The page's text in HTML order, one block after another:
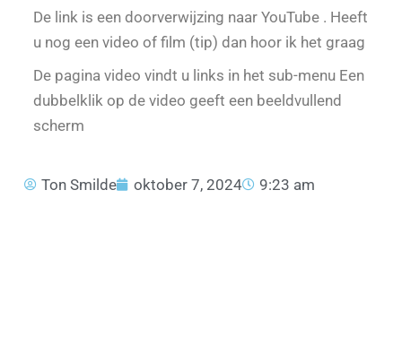
De link is een doorverwijzing naar YouTube . Heeft
u nog een video of film (tip) dan hoor ik het graag
De pagina video vindt u links in het sub-menu Een
dubbelklik op de video geeft een beeldvullend
scherm
Ton Smilde oktober 7, 2024 9:23 am